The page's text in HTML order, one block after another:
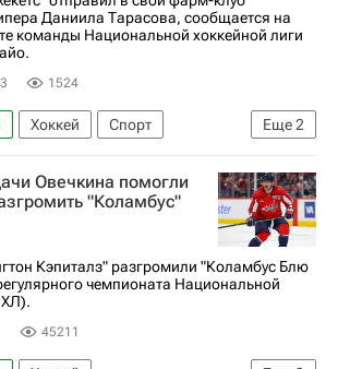
Дмитрий Орлов
Даниила Тарасова, сообщается на
команды Национальной хоккейной лиги
1524
Еще2
Хоккей
Спорт
лига (НХЛ)
Овечкина помогли
"Коламбус"
Кэпиталз" разгромили "Коламбус Блю
чемпионата Национальной
45211